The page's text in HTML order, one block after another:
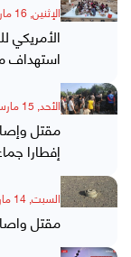
الإثنين, 16 مارس, 2026
الأمريكي
استهداف
الأحد, 15 مارس, 2026
إفطارا
السبت, 14 مارس, 2026
مقتل واصابة 4 أطفال بانفجار لغم حوثي